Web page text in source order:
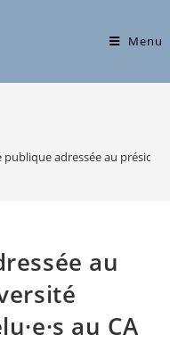
Menu
adressée au président
au
au CA